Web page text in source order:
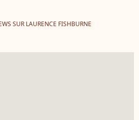
SUR LAURENCE FISHBURNE